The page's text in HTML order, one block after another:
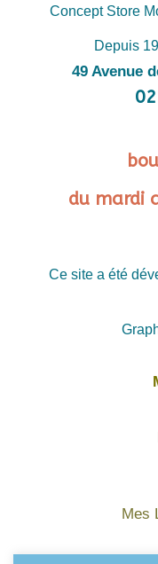
Concept Store
Depuis
49 Avenue
du mardi
Ce site a été
Mes